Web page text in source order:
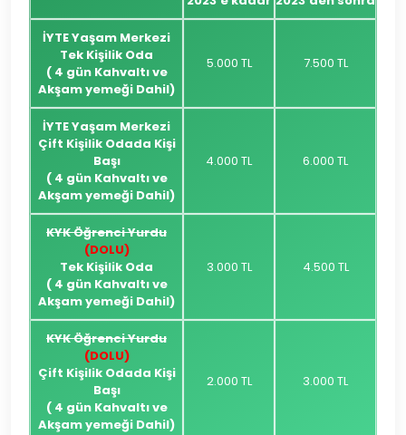
İYTE Yaşam Merkezi
Tek Kişilik Oda
( 4 gün Kahvaltı ve
Akşam yemeği Dahil)
5.000 TL 7.500 TL
İYTE Yaşam Merkezi
Çift Kişilik Odada Kişi
Başı
( 4 gün Kahvaltı ve
Akşam yemeği Dahil)
4.000 TL 6.000 TL
KYK Öğrenci Yurdu
(DOLU)
Tek Kişilik Oda
( 4 gün Kahvaltı ve
Akşam yemeği Dahil)
3.000 TL 4.500 TL
KYK Öğrenci Yurdu
(DOLU)
Çift Kişilik Odada Kişi
Başı
( 4 gün Kahvaltı ve
Akşam yemeği Dahil)
2.000 TL 3.000 TL